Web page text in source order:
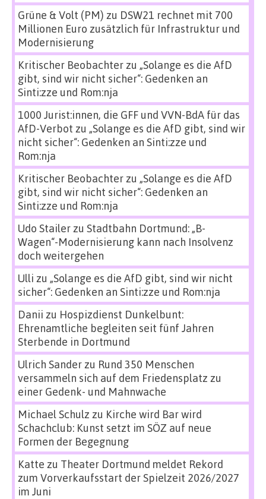
Grüne & Volt (PM) zu DSW21 rechnet mit 700
Millionen Euro zusätzlich für Infrastruktur und
Modernisierung
Kritischer Beobachterzu „Solange es die AfD
gibt, sind wir nicht sicher“: Gedenken an
Sinti:zze und Rom:nja
1000 Jurist:innen, die GFF und VVN-BdA für das
AfD-Verbot zu „Solange es die AfD gibt, sind wir
nicht sicher“: Gedenken an Sinti:zze und
Rom:nja
Kritischer Beobachterzu „Solange es die AfD
gibt, sind wir nicht sicher“: Gedenken an
Sinti:zze und Rom:nja
Udo Stailerzu Stadtbahn Dortmund: „B-
Wagen“-Modernisierung kann nach Insolvenz
doch weitergehen
Ulli zu „Solange es die AfD gibt, sind wir nicht
sicher“: Gedenken an Sinti:zze und Rom:nja
Danii zu Hospizdienst Dunkelbunt:
Ehrenamtliche begleiten seit fünf Jahren
Sterbende in Dortmund
Ulrich Sanderzu Rund 350 Menschen
versammeln sich auf dem Friedensplatz zu
einer Gedenk- und Mahnwache
Michael Schulz zu Kirche wird Bar wird
Schachclub: Kunst setzt im SÖZ auf neue
Formen der Begegnung
Katte zu Theater Dortmund meldet Rekord
zum Vorverkaufsstart der Spielzeit 2026/2027
im Juni